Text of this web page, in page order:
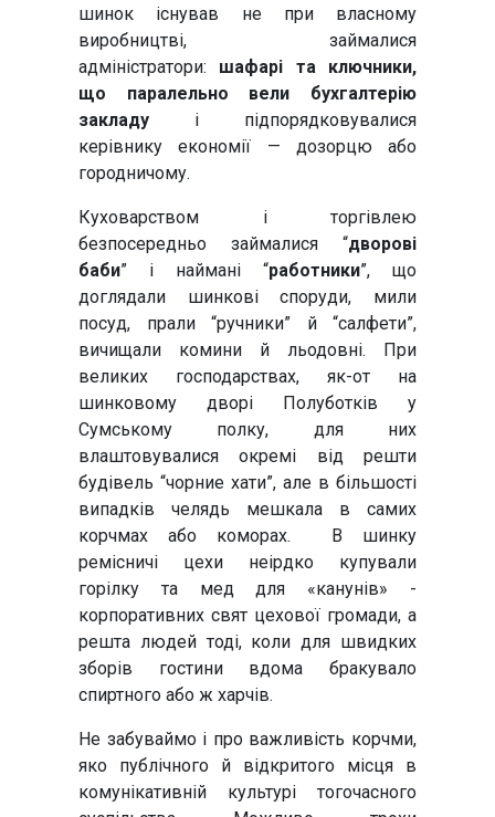
шинок існував не при власному
виробництві, займалися
адміністратори: шафарі та ключники,
що паралельно вели бухгалтерію
закладу і підпорядковувалися
керівнику економії — дозорцю або
городничому.
Куховарством і торгівлею
безпосередньо займалися “дворові
баби” і наймані “работники”, що
доглядали шинкові споруди, мили
посуд, прали “ручники” й “салфети”,
вичищали комини й льодовні. При
великих господарствах, як-от на
шинковому дворі Полуботків у
Сумському полку, для них
влаштовувалися окремі від решти
будівель “чорние хати”, але в більшості
випадків челядь мешкала в самих
корчмах або коморах. В шинку
ремісничі цехи неірдко купували
горілку та мед для «канунів» -
корпоративних свят цехової громади, а
решта людей тоді, коли для швидких
зборів гостини вдома бракувало
спиртного або ж харчів.
Не забуваймо і про важливість корчми,
яко публічного й відкритого місця в
комунікативній культурі тогочасного